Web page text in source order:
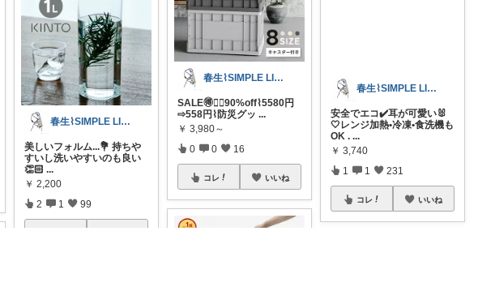
春生⌇SIMPLE LIFE⌇
美しいフォルム...💐 持ちや
すいし洗いやすいのも良い
👏🏻...
￥ 2,200
2 1 99
春生⌇SIMPLE LIFE⌇
SALE🉐❤️‍🔥90%off⌇5580円
⇨558円⌇防災グッ ...
￥ 3,980～
0 0 16
コレ いいね
春生⌇SIMPLE LIFE⌇
安全でエコ✔️耳が可愛い🐰
🤍レンジ加熱•冷凍•食洗機も
OK .
...
￥ 3,740
1 1